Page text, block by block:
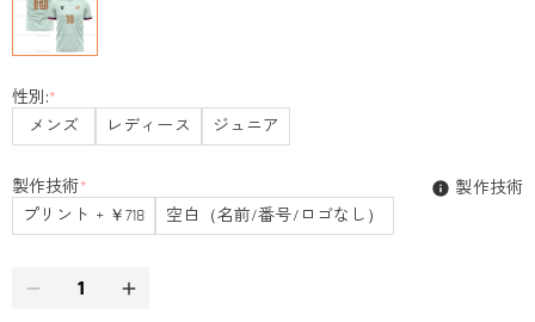
性別:*
メンズ
レディース ジュニア
製作技術*
プリント + ￥718
空白（名前/番号/ロゴなし）
製作技術